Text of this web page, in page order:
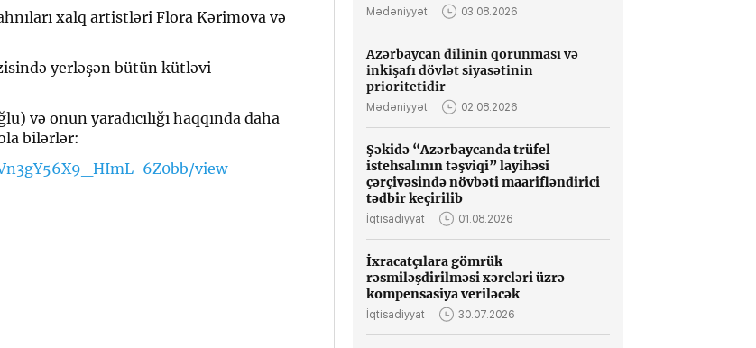
xalq artistləri Flora Kərimova və
yerləşən bütün kütləvi
və onun yaradıcılığı haqqında daha
bilərlər:
6Z0bb/view
Mədəniyyət 03.08.2026
Azərbaycan dilinin qorunması və
inkişafı dövlət siyasətinin
prioritetidir
Mədəniyyət 02.08.2026
Şəkidə “Azərbaycanda trüfel
istehsalının təşviqi” layihəsi
çərçivəsində növbəti maarifləndirici
tədbir keçirilib
İqtisadiyyat 01.08.2026
İxracatçılara gömrük
rəsmiləşdirilməsi xərcləri üzrə
kompensasiya veriləcək
İqtisadiyyat 30.07.2026